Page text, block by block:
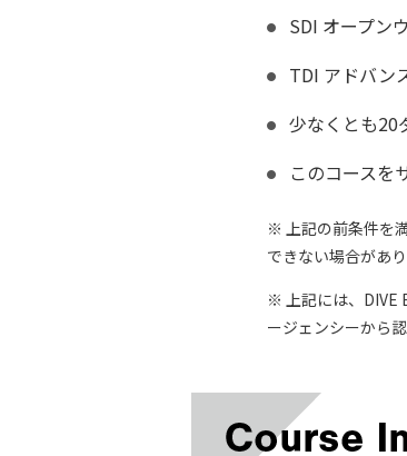
SDI オープン
TDI アドバン
少なくとも20
このコースを
※ 上記の前条件を
できない場合があり
※ 上記には、DIVE
ージェンシーから